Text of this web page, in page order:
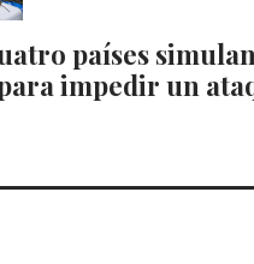
países
impedir un